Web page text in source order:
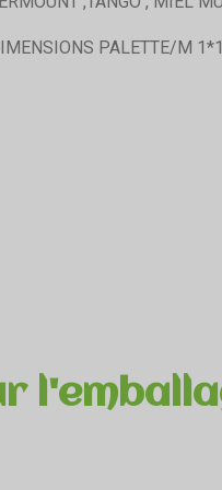
PALETTE/M